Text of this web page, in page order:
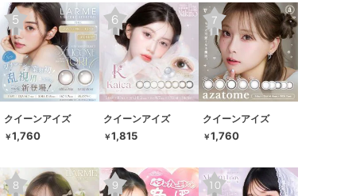
クイーンアイズ
￥1,760
クイーンアイズ
￥1,815
クイーンアイズ
￥1,760